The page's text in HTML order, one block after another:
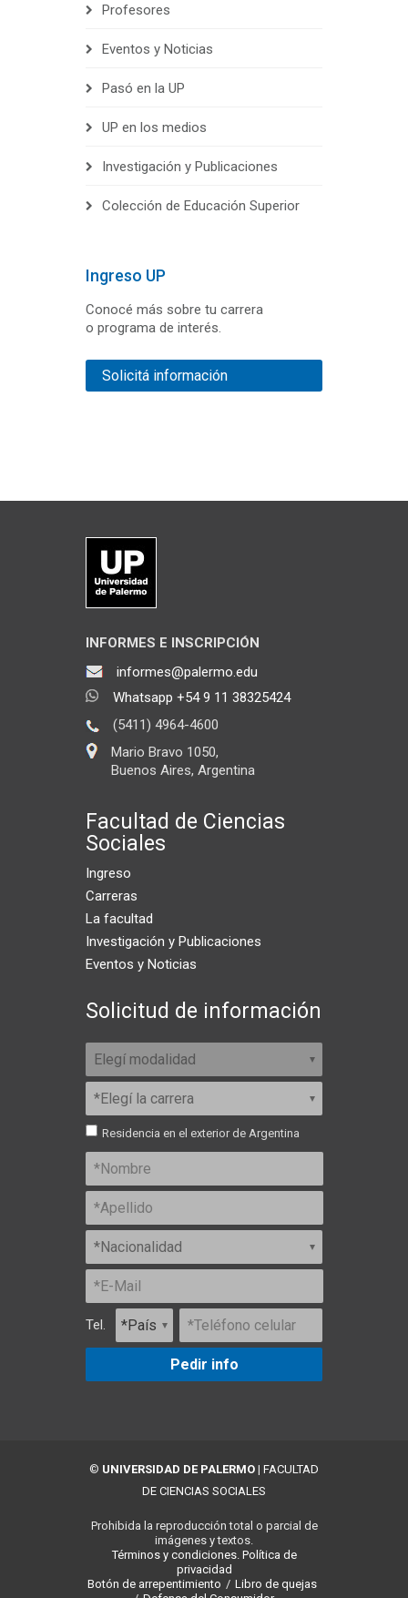
Profesores
Eventos y Noticias
Pasó en la UP
UP en los medios
Investigación y Publicaciones
Colección de Educación Superior
Ingreso UP
Conocé más sobre tu carrera
o programa de interés.
Solicitá información
INFORMES E INSCRIPCIÓN
informes@palermo.edu
Whatsapp +54 9 11 38325424
(5411) 4964-4600
Mario Bravo 1050,
Buenos Aires, Argentina
Facultad de Ciencias
Sociales
Ingreso
Carreras
La facultad
Investigación y Publicaciones
Eventos y Noticias
Solicitud de información
Residencia en el exterior de Argentina
Tel.
Pedir info
© UNIVERSIDAD DE PALERMO | FACULTAD
DE CIENCIAS SOCIALES
Prohibida la reproducción total o parcial de
imágenes y textos.
Términos y condiciones. Política de
privacidad
Botón de arrepentimiento / Libro de quejas